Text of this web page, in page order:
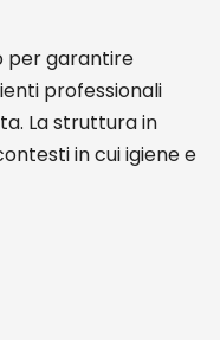
per garantire
professionali
La struttura in
in cui igiene e